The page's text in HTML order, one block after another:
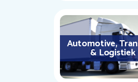
Automotive,
& Logistiek